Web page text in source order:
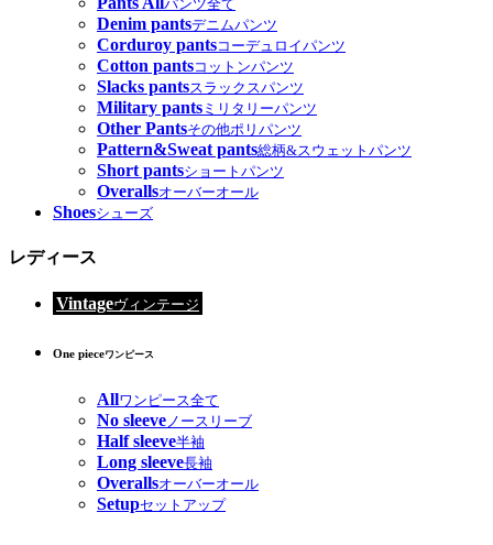
パンツ全て
Denim pantsデニムパンツ
Corduroy pantsコーデュロイパンツ
Cotton pantsコットンパンツ
Slacks pantsスラックスパンツ
Military pants ミリタリーパンツ
Other Pantsその他ポリパンツ
Pattern&Sweat pants総柄&スウェットパンツ
Short pantsショートパンツ
Overallsオーバーオール
Shoesシューズ
レディース
Vintageヴィンテージ
One pieceワンピース
Allワンピース全て
No sleeve ノースリーブ
Half sleeve半袖
Long sleeve長袖
Overallsオーバーオール
Setupセットアップ